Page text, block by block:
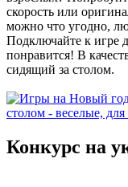
скорость или
можно что угодно,
Подключайте к игре
понравится! В
сидящий за столом.
Конкурс на